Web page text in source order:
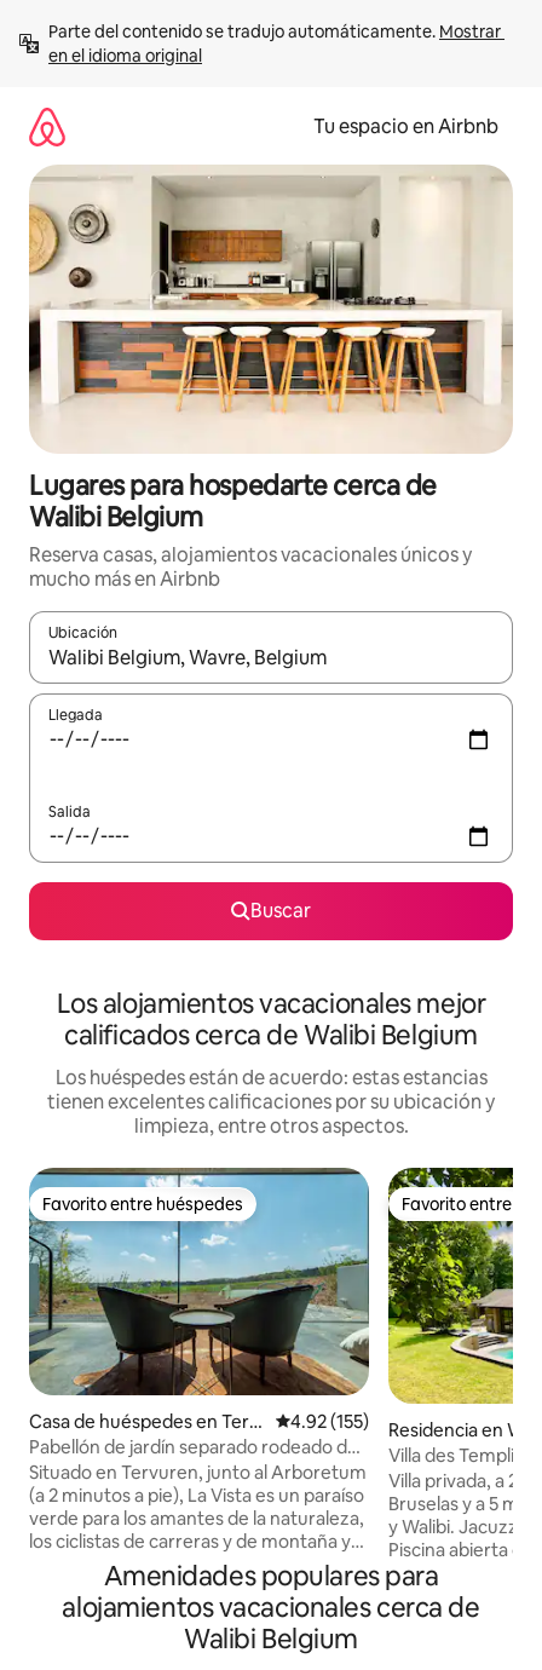
contenido
Parte del contenido se tradujo automáticamente. Mostrar
en el idioma original
Tu espacio en Airbnb
Lugares para hospedarte cerca de
Walibi Belgium
Reserva casas, alojamientos vacacionales únicos y
mucho más en Airbnb
Ubicación
Cuando los resultados estén disponibles, podrás navegar
Llegada
Salida
Buscar
Los alojamientos vacacionales mejor
calificados cerca de Walibi Belgium
Los huéspedes están de acuerdo: estas estancias
tienen excelentes calificaciones por su ubicación y
limpieza, entre otros aspectos.
Favorito entre huéspedes
Favorito entre huéspedes
Casa de huéspedes en Terv
uren
Calificación promedio: 4.92 de
4.92 (155)
Pabellón de jardín separado rodeado de
naturaleza
Situado en Tervuren, junto al Arboretum
(a 2 minutos a pie), La Vista es un paraíso
verde para los amantes de la naturaleza,
los ciclistas de carreras y de montaña y
los viajeros de negocios. Tiene acceso a
la naturaleza, combinado con
comodidad y sensación de estar en el
campo cerca de la ciudad (Bruselas,
Lovaina y Wavre están a solo 20
Favorito entre
Favorito entre
Residencia en
Villa des
aeropuerto de
Villa privada, a 25
Bruselas y a 5
y Walibi. Jacuzzi
Piscina abierta
(opción de
para el fin de
Refugio de paz -
Amenidades populares para
alojamientos vacacionales cerca de
Walibi Belgium